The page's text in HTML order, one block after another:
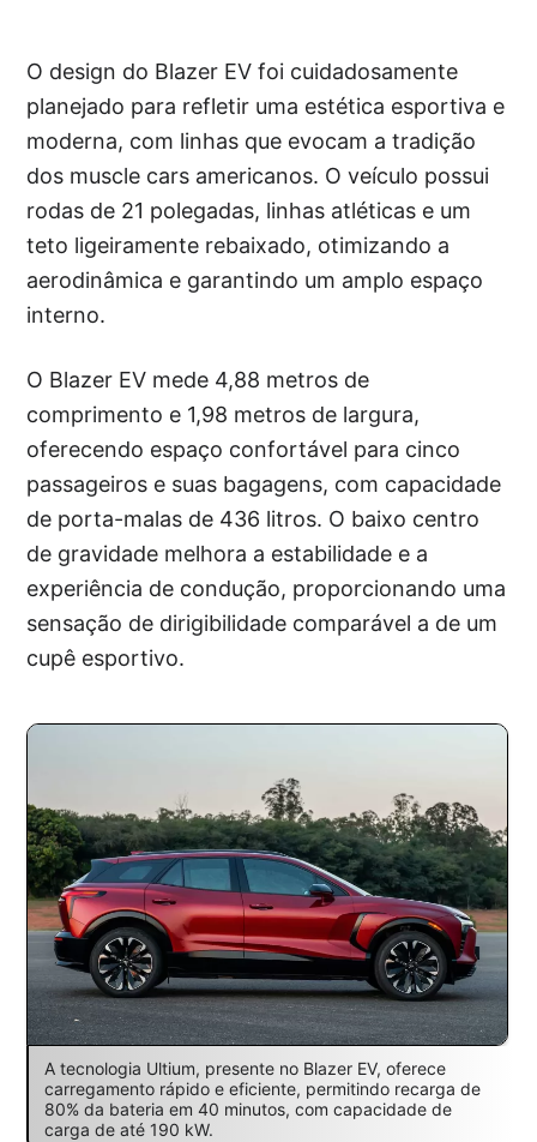
O design do Blazer EV foi cuidadosamente
planejado para refletir uma estética esportiva e
moderna, com linhas que evocam a tradição
dos muscle cars americanos. O veículo possui
rodas de 21 polegadas, linhas atléticas e um
teto ligeiramente rebaixado, otimizando a
aerodinâmica e garantindo um amplo espaço
interno.
O Blazer EV mede 4,88 metros de
comprimento e 1,98 metros de largura,
oferecendo espaço confortável para cinco
passageiros e suas bagagens, com capacidade
de porta-malas de 436 litros. O baixo centro
de gravidade melhora a estabilidade e a
experiência de condução, proporcionando uma
sensação de dirigibilidade comparável a de um
cupê esportivo.
A tecnologia Ultium, presente no Blazer EV, oferece
carregamento rápido e eficiente, permitindo recarga de
80% da bateria em 40 minutos, com capacidade de
carga de até 190 kW.